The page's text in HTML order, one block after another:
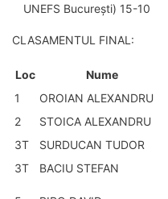
UNEFS București) 15-10
CLASAMENTUL FINAL:
Loc Nume
1
OROIAN ALEXANDRU
2
STOICA ALEXANDRU
3T
SURDUCAN TUDOR
3T
BACIU STEFAN